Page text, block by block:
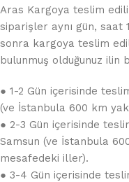
Aras Kargoya teslim
siparişler aynı gün,
sonra kargoya teslim
bulunmuş olduğunuz ilin
● 1-2 Gün içerisinde
(ve İstanbula 600 km
● 2-3 Gün içerisinde
Samsun (ve İstanbula
mesafedeki iller).
● 3-4 Gün içerisinde